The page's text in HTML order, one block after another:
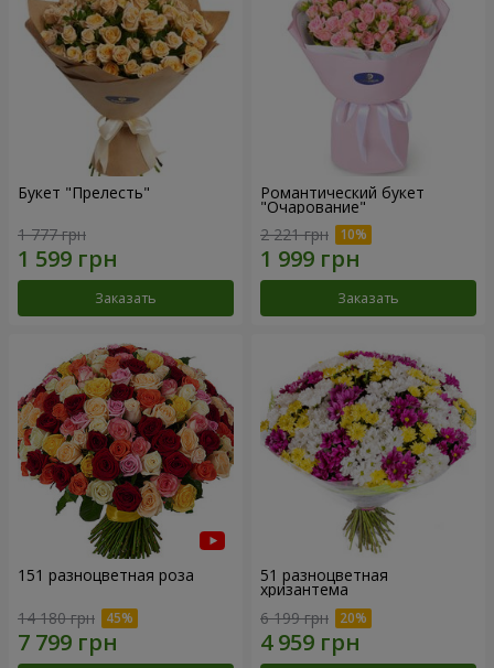
Букет "Прелесть"
1 777 грн
Заказать
Романтический букет
"Очарование"
2 221 грн
Заказать
151 разноцветная роза
14 180 грн
51 разноцветная
хризантема
6 199 грн